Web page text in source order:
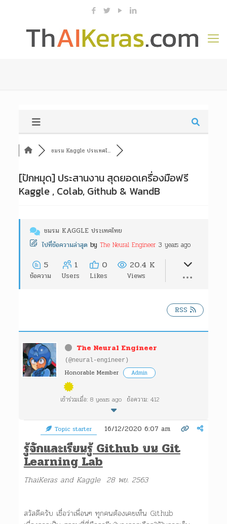
ชมรม Kaggle ประเทศไ...
[ปักหมุด]ประสานงาน สุดยอดเครื่องมือฟรี
Kaggle , Colab, Github & WandB
ชมรม KAGGLE ประเทศไทย
ไปที่ข้อความล่าสุด by The Neural Engineer3 years ago
5
ข้อความ
1
Users
0
Likes
20.4 K
Views
RSS
The Neural Engineer
(@neural-engineer)
Honorable Member Admin
เข้าร่วมเมื่อ: 8 years ago ข้อความ: 412
Topic starter 16/12/2020 6:07 am
รู้จักและเรียนรู้ Github บน Git
Learning Lab
ThaiKeras and Kaggle 28 พย. 2563
สวัสดีครับ เชื่อว่าเพื่อนๆ ทุกคนต้องเคยเห็น Github